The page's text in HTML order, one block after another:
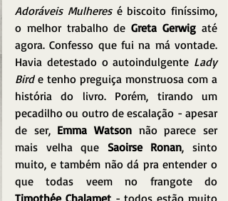
Adoráveis Mulheres é biscoito finíssimo,
o melhor trabalho de Greta Gerwig até
agora. Confesso que fui na má vontade.
Havia detestado o autoindulgente Lady
Bird e tenho preguiça monstruosa com a
história do livro. Porém, tirando um
pecadilho ou outro de escalação - apesar
de ser, Emma Watson não parece ser
mais velha que Saoirse Ronan, sinto
muito, e também não dá pra entender o
Timothée Chalamet - todos estão muito